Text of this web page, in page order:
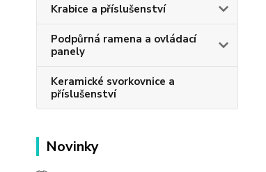
Krabice a příslušenství
Podpůrná ramena a ovládací
panely
Keramické svorkovnice a
příslušenství
Novinky